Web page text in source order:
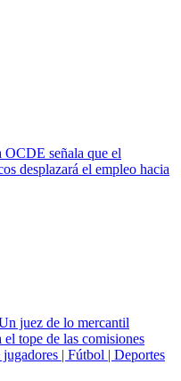
OCDE señala que el
desplazará el empleo hacia
juez de lo mercantil
el tope de las comisiones
| Fútbol | Deportes